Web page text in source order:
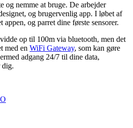
og nemme at bruge. De arbejder
og brugervenlig app. I løbet af
og parret dine første sensorer.
op til 100m via bluetooth, men det
med en WiFi Gateway, som kan gøre
adgang 24/7 til dine data,
dig.